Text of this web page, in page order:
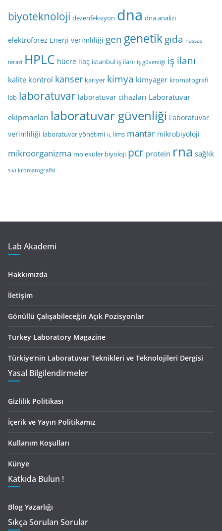
biyoteknoloji dezenfeksiyon dna dna analizi
elektroforez Enerji verimliliği gen genetikgıda hassas
terazi HPLC hücre ilaç istanbul iş ilanı iş güvenliği iş ilanı
kalite kontrol kanser kariyer kimya kimyager kromatografi
lab laboratuvar laboratuvar cihazları Laboratuvar
ekipmanları laboratuvar güvenliği Laboratuvar
verimliliği laboratuvar yönetimi lc lims mantar mikrobiyoloji
mikroorganizma moleküler biyoloji pcr protein rna sağlık
sıvı kromatografisi
Lab Akademi
Hakkımızda
İletişim
Gönüllü Çalışabileceğin Açık Pozisyonlar
Turkey Laboratory Magazine
Türkiye’nin Laboratuvar Teknikleri ve Teknolojileri Dergisi
Yasal Bilgilendirmeler
Gizlilik Politikası
İçerik ve Yayın Politikamız
Kullanım Koşulları
Künye
Katkıda Bulun !
Blog Yazarlığı
Sıkça Sorulan Sorular